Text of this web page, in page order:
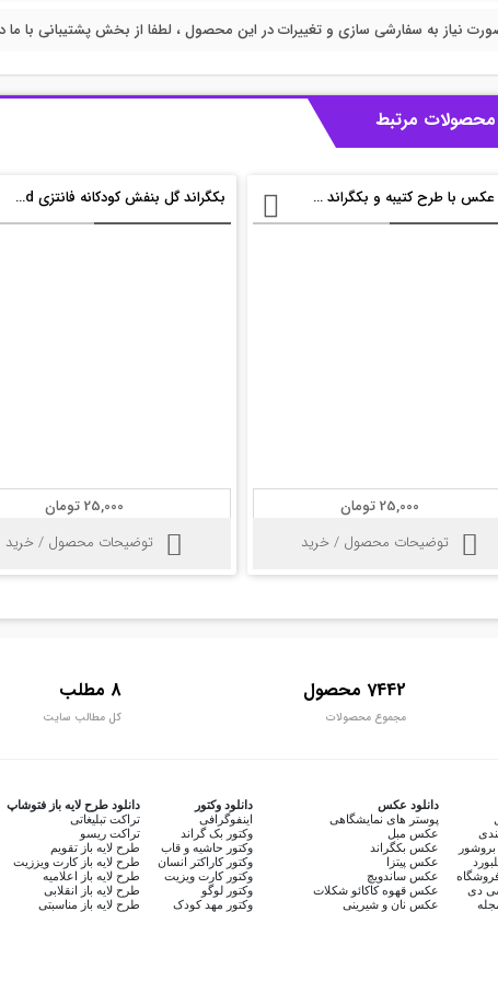
نیاز به سفارشی سازی و تغییرات در این محصول ، لطفا از بخش پشتیبانی با ما
محصولات مرتبط
قاب عکس با طرح کتیبه و بکگراند کاغذ کاهی
25,000 تومان
توضیحات محصول / خرید
بکگراند گل بنفش کودکانه فانتزی psd
25,000 تومان
توضیحات محصول / خرید
7442 محصول
مجموع محصولات
8 مطلب
کل مطالب سایت
دی
دانلود عکس
پوستر های نمایشگاهی
عکس مبل
عکس بکگراند
عکس پیتزا
عکس ساندویچ
عکس قهوه کاکائو شکلات
عکس نان و شیرینی
دانلود وکتور
اینفوگرافی
وکتور بک گراند
وکتور حاشیه و قاب
وکتور کاراکتر انسان
وکتور کارت ویزیت
وکتور لوگو
وکتور مهد کودک
دانلود طرح لایه باز فتوشاپ
تراکت تبلیغاتی
تراکت ریسو
طرح لایه باز تقویم
طرح لایه باز کارت ویززیت
طرح لایه باز اعلامیه
طرح لایه باز انقلابی
طرح لایه باز مناسبتی